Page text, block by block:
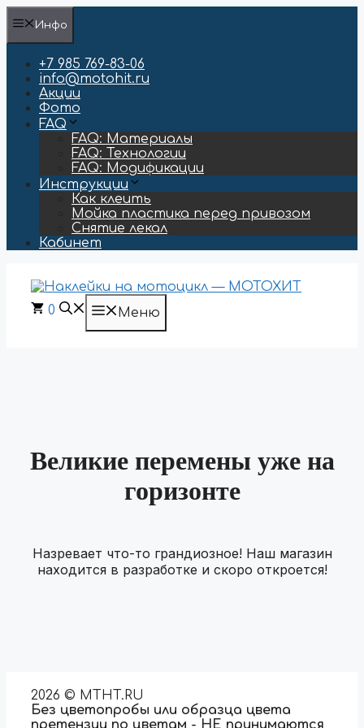
Перейти
содержимому
Инфо
+7 985 769-83-06
info@motohit.ru
Акции
Фото
FAQ
FAQ: Материалы
FAQ: Технологии
FAQ: Модификации
Инструкции
Как клеить
Мойка пластика перед привозом
Снятие лекал
Кабинет
0 Меню
Великие перемены уже на
горизонте
Назревает что-то грандиозное! Наш магазин
находится в разработке и скоро откроется!
2026 © MTHT.RU
Без цветопробы или образца цвета
претензии по цветам - НЕ принимаются